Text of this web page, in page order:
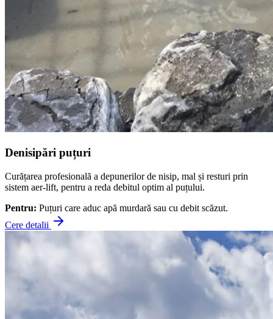
Denisipări puțuri
Curățarea profesională a depunerilor de nisip, mal și resturi prin
sistem aer-lift, pentru a reda debitul optim al puțului.
Pentru: Puțuri care aduc apă murdară sau cu debit scăzut.
Cere detalii